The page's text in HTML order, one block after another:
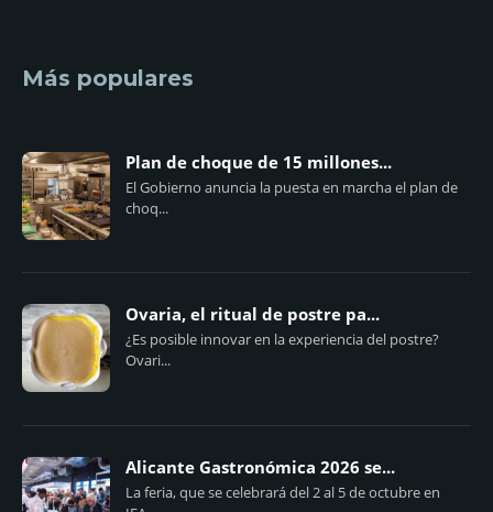
Más populares
Plan de choque de 15 millones...
El Gobierno anuncia la puesta en marcha el plan de
choq...
Ovaria, el ritual de postre pa...
¿Es posible innovar en la experiencia del postre?
Ovari...
Alicante Gastronómica 2026 se...
La feria, que se celebrará del 2 al 5 de octubre en